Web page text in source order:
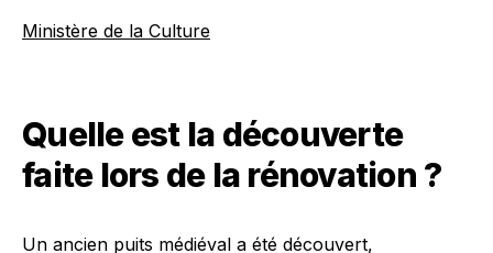
Ministère de la Culture
Quelle est la découverte
faite lors de la rénovation ?
Un ancien puits médiéval a été découvert,